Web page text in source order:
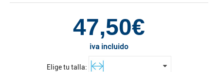
47,50€
iva incluido
Elige tu talla: